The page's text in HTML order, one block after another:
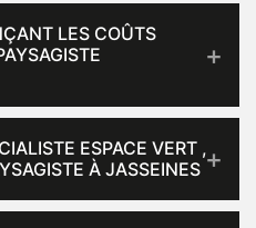
LES COÛTS
ESPACE VERT ,
À JASSEINES